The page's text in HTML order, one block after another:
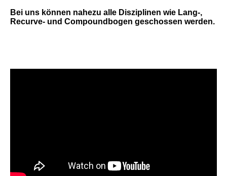
Bei uns können nahezu alle Disziplinen wie Lang-,
Recurve- und Compoundbogen geschossen werden.